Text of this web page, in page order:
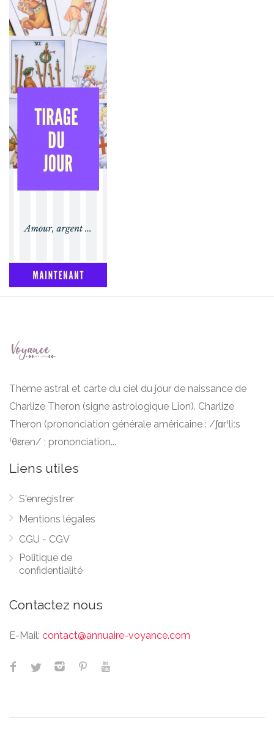
Thème astral et carte du ciel du jour de naissance de
Charlize Theron (signe astrologique Lion). Charlize
Theron (prononciation générale américaine : /ʃɑrˈliːs
ˈθɛrən/ ; prononciation...
Liens utiles
S'enregistrer
Mentions légales
CGU - CGV
Politique de
confidentialité
Contactez nous
E-Mail: contact@annuaire-voyance.com